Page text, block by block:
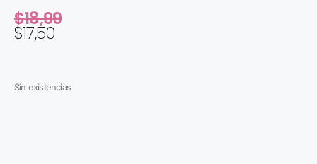
$18,99
$17,50
Sin existencias